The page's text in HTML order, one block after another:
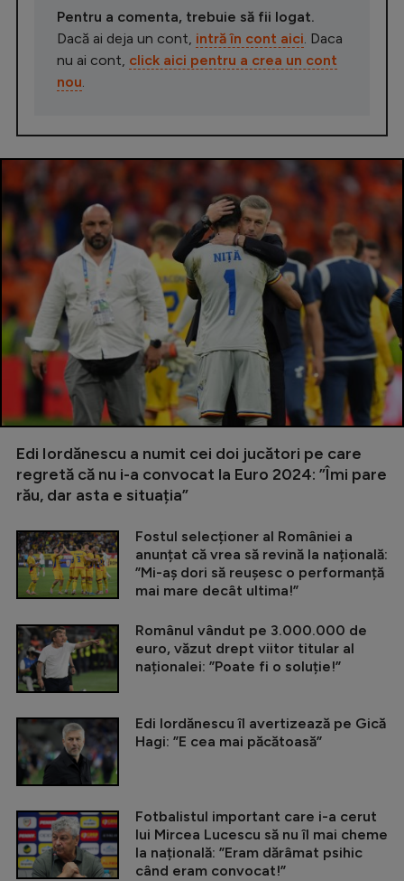
Pentru a comenta, trebuie să fii logat.
Dacă ai deja un cont, intră în cont aici . Daca
nu ai cont, click aici pentru a crea un cont
nou
Edi Iordănescu a numit cei doi jucători pe care
regretă că nu i-a convocat la Euro 2024: ”Îmi pare
rău, dar asta e situația”
Fostul selecționer al României a
anunțat că vrea să revină la națională:
”Mi-aș dori să reușesc o performanță
mai mare decât ultima!”
Românul vândut pe 3.000.000 de
euro, văzut drept viitor titular al
naționalei: ”Poate fi o soluție!”
Edi Iordănescu îl avertizează pe Gică
Hagi: ”E cea mai păcătoasă”
Fotbalistul important care i-a cerut
lui Mircea Lucescu să nu îl mai cheme
la națională: ”Eram dărâmat psihic
când eram convocat!”